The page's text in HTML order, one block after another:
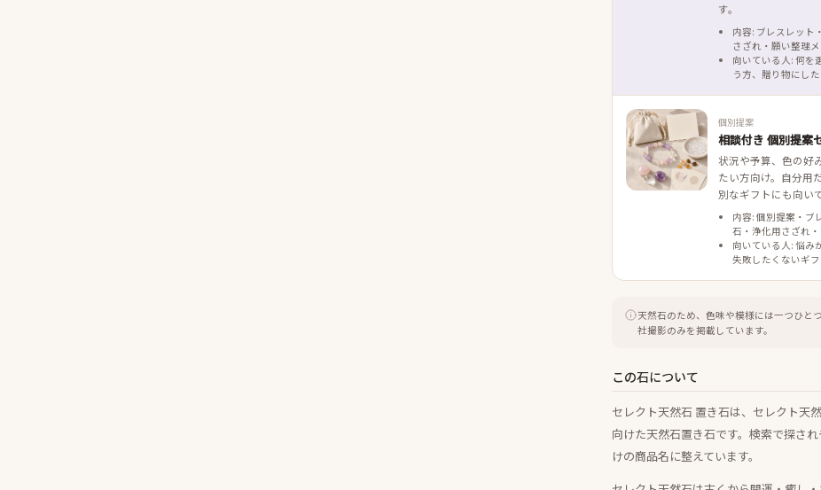
す。
内容: ブレスレット
さざれ・願い整理
向いている人: 何を
う方、贈り物にし
個別提案
相談付き 個別提案
状況や予算、色の好
たい方向け。自分用
別なギフトにも向い
内容: 個別提案・ブ
石・浄化用さざれ
向いている人: 悩み
失敗したくないギ
天然石のため、色味や模様には一つひと
社撮影のみを掲載しています。
この石について
セレクト天然石 置き石は、セレクト天
向けた天然石置き石です。検索で探さ
けの商品名に整えています。